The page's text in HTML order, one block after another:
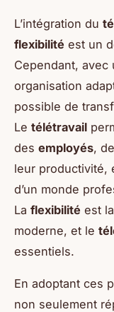
L’intégration du
flexibilité est un
Cependant,
organisation
possible de
Le télétravail
des employés,
leur productivité,
d’un monde
La flexibilité est
moderne, et le
essentiels.
En adoptant ces
non seulement